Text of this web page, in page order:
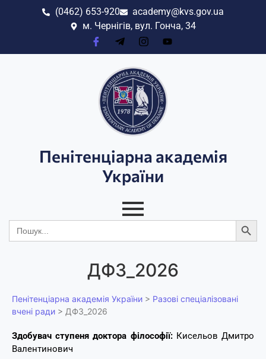
(0462) 653-920
academy@kvs.gov.ua
м. Чернігів, вул. Гонча, 34
Пенітенціарна академія
України
Search
for:
ДФ3_2026
Пенітенціарна академія України > Разові спеціалізовані
вчені ради > ДФ3_2026
Здобувач ступеня доктора філософії:Кисельов Дмитро
Валентинович